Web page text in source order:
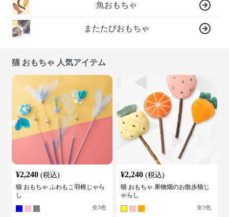
魚おもちゃ
またたびおもちゃ
猫 おもちゃ 人気アイテム
¥2,240 (税込)
猫 おもちゃ ふわもこ羽根じゃら
し
全3色
¥2,240 (税込)
猫 おもちゃ 果物畑のお散歩猫じ
ゃらし
全3色